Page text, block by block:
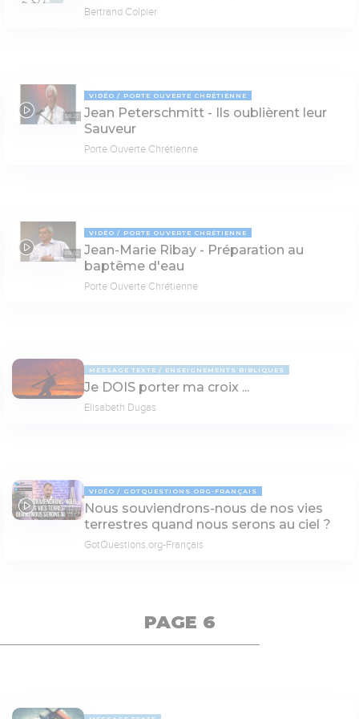
Bertrand Colpier
58:27
VIDÉO PORTE OUVERTE CHRÉTIENNE
Jean Peterschmitt - Ils oublièrent leur
Sauveur
Porte Ouverte Chrétienne
69:02
VIDÉO PORTE OUVERTE CHRÉTIENNE
Jean-Marie Ribay - Préparation au
baptême d'eau
Porte Ouverte Chrétienne
MESSAGE TEXTE ENSEIGNEMENTS BIBLIQUES
Je DOIS porter ma croix ...
Elisabeth Dugas
02:31
VIDÉO GOTQUESTIONS.ORG-FRANÇAIS
Nous souviendrons-nous de nos vies
terrestres quand nous serons au ciel ?
GotQuestions.org-Français
PAGE 6